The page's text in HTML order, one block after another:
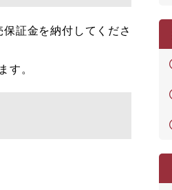
証金を納付してくださ
。